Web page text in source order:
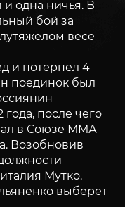
и одна ничья. В
бой за
весе
и потерпел 4
поединок был
после чего
в Союзе ММА
Возобновив
Мутко.
выберет